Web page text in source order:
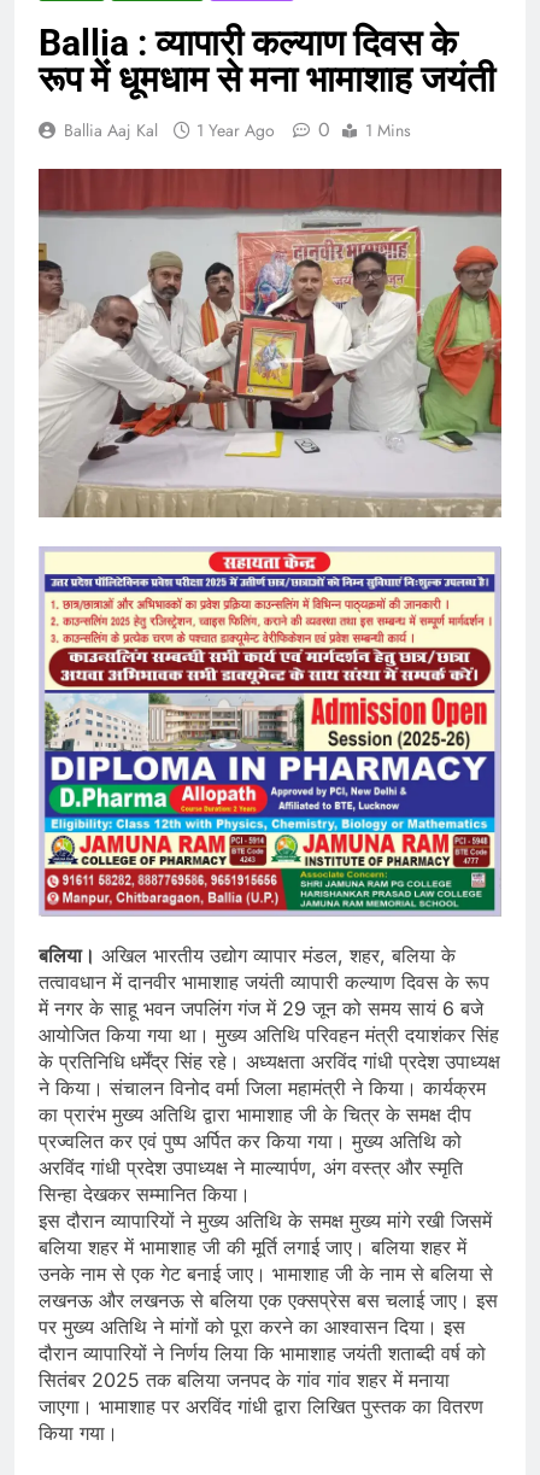
Ballia : व्यापारी कल्याण दिवस के
रूप में धूमधाम से मना भामाशाह जयंती
Ballia Aaj Kal 1 Year Ago 0 1 Mins
बलिया। अखिल भारतीय उद्योग व्यापार मंडल, शहर, बलिया के
तत्वावधान में दानवीर भामाशाह जयंती व्यापारी कल्याण दिवस के रूप
में नगर के साहू भवन जपलिंग गंज में 29 जून को समय सायं 6 बजे
आयोजित किया गया था। मुख्य अतिथि परिवहन मंत्री दयाशंकर सिंह
के प्रतिनिधि धर्मेंद्र सिंह रहे। अध्यक्षता अरविंद गांधी प्रदेश उपाध्यक्ष
ने किया। संचालन विनोद वर्मा जिला महामंत्री ने किया। कार्यक्रम
का प्रारंभ मुख्य अतिथि द्वारा भामाशाह जी के चित्र के समक्ष दीप
प्रज्वलित कर एवं पुष्प अर्पित कर किया गया। मुख्य अतिथि को
अरविंद गांधी प्रदेश उपाध्यक्ष ने माल्यार्पण, अंग वस्त्र और स्मृति
सिन्हा देखकर सम्मानित किया।
इस दौरान व्यापारियों ने मुख्य अतिथि के समक्ष मुख्य मांगे रखी जिसमें
बलिया शहर में भामाशाह जी की मूर्ति लगाई जाए। बलिया शहर में
उनके नाम से एक गेट बनाई जाए। भामाशाह जी के नाम से बलिया से
लखनऊ और लखनऊ से बलिया एक एक्सप्रेस बस चलाई जाए। इस
पर मुख्य अतिथि ने मांगों को पूरा करने का आश्वासन दिया। इस
दौरान व्यापारियों ने निर्णय लिया कि भामाशाह जयंती शताब्दी वर्ष को
सितंबर 2025 तक बलिया जनपद के गांव गांव शहर में मनाया
जाएगा। भामाशाह पर अरविंद गांधी द्वारा लिखित पुस्तक का वितरण
किया गया।